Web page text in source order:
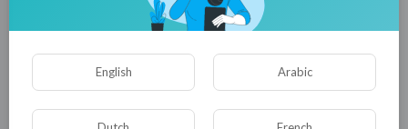
Опубликовать
English Arabic